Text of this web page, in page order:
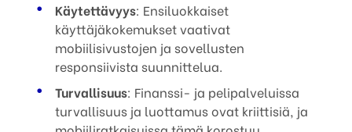
Käytettävyys: Ensiluokkaiset
käyttäjäkokemukset vaativat
mobiilisivustojen ja sovellusten
responsiivista suunnittelua.
Turvallisuus: Finanssi- ja pelipalveluissa
turvallisuus ja luottamus ovat kriittisiä, ja